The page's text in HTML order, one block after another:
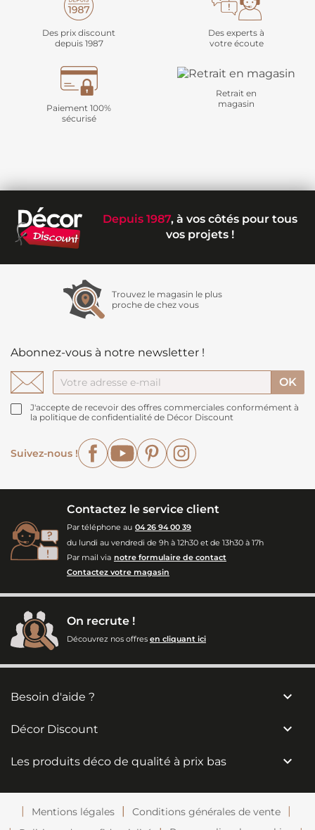
Des prix discount
depuis 1987
Des experts à
votre écoute
Paiement 100%
sécurisé
Retrait en
magasin
Depuis 1987, à vos côtés pour tous
vos projets !
Trouvez le magasin le plus
proche de chez vous
Abonnez-vous à notre newsletter !
J'accepte de recevoir des offres commerciales conformément à
la politique de confidentialité de Décor Discount
Suivez-nous !
FacebookYouTubePinterest
Contactez le service client
Par téléphone au 04 26 94 00 39
du lundi au vendredi de 9h à 12h30 et de 13h30 à 17h
Par mail via notre formulaire de contact
Contactez votre magasin
On recrute !
Découvrez nos offres en cliquant ici
Besoin d'aide ? 
Décor Discount 
Les produits déco de qualité à prix bas 
Mentions légales
Conditions générales de vente